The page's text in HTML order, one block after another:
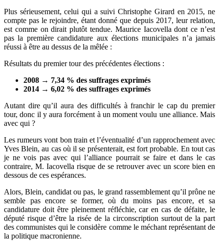
Plus sérieusement, celui qui a suivi Christophe Girard en 2015, ne
compte pas le rejoindre, étant donné que depuis 2017, leur relation,
est comme on dirait plutôt tendue. Maurice Iacovella dont ce n’est
pas la première candidature aux élections municipales n’a jamais
réussi à être au dessus de la mêlée :
Résultats du premier tour des précédentes élections :
2008 → 7,34 % des suffrages exprimés
2014 → 6,02 % des suffrages exprimés
Autant dire qu’il aura des difficultés à franchir le cap du premier
tour, donc il y aura forcément à un moment voulu une alliance. Mais
avec qui ?
Les rumeurs vont bon train et l’éventualité d’un rapprochement avec
Yves Blein, au cas où il se présenterait, est fort probable. En tout cas
je ne vois pas avec qui l’alliance pourrait se faire et dans le cas
contraire, M. Iacovella risque de se retrouver avec un score bien en
dessous de ces espérances.
Alors, Blein, candidat ou pas, le grand rassemblement qu’il prône ne
semble pas encore se former, où du moins pas encore, et sa
candidature doit être pleinement réfléchie, car en cas de défaite, le
député risque d’être la risée de la circonscription surtout de la part
des communistes qui le considère comme le méchant représentant de
la politique macronienne.